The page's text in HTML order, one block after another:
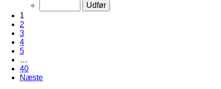
1
2
3
4
5
…
40
Næste